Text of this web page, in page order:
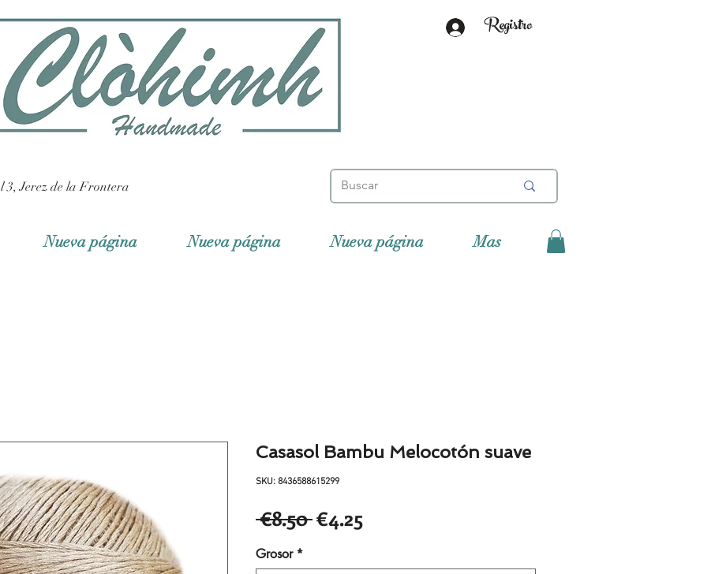
Registro
3, Jerez de la Frontera
Nueva página Nueva página Nueva página Mas
Casasol Bambu Melocotón suave
SKU: 8436588615299
€8.50 Regular
€4.25Sale
Grosor *